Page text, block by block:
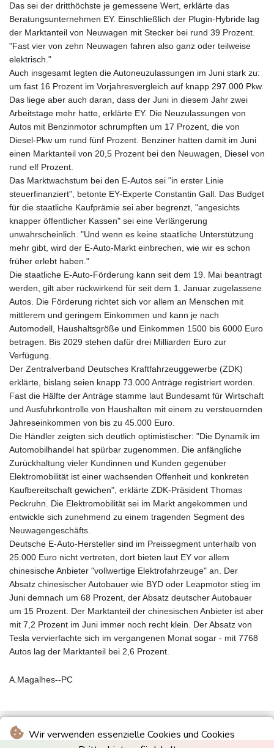
Wir verwenden essenzielle Cookies und Cookies
Das sei der dritthöchste je gemessene Wert, erklärte das
Beratungsunternehmen EY. Einschließlich der Plugin-Hybride lag
der Marktanteil von Neuwagen mit Stecker bei rund 39 Prozent.
"Fast vier von zehn Neuwagen fahren also ganz oder teilweise
elektrisch."
Auch insgesamt legten die Autoneuzulassungen im Juni stark zu:
um fast 16 Prozent im Vorjahresvergleich auf knapp 297.000 Pkw.
Das liege aber auch daran, dass der Juni in diesem Jahr zwei
Arbeitstage mehr hatte, erklärte EY. Die Neuzulassungen von
Autos mit Benzinmotor schrumpften um 17 Prozent, die von
Diesel-Pkw um rund fünf Prozent. Benziner hatten damit im Juni
einen Marktanteil von 20,5 Prozent bei den Neuwagen, Diesel von
rund elf Prozent.
Das Marktwachstum bei den E-Autos sei "in erster Linie
steuerfinanziert", betonte EY-Experte Constantin Gall. Das Budget
für die staatliche Kaufprämie sei aber begrenzt, "angesichts
knapper öffentlicher Kassen" sei eine Verlängerung
unwahrscheinlich. "Und wenn es keine staatliche Unterstützung
mehr gibt, wird der E-Auto-Markt einbrechen, wie wir es schon
früher erlebt haben."
Die staatliche E-Auto-Förderung kann seit dem 19. Mai beantragt
werden, gilt aber rückwirkend für seit dem 1. Januar zugelassene
Autos. Die Förderung richtet sich vor allem an Menschen mit
mittlerem und geringem Einkommen und kann je nach
Automodell, Haushaltsgröße und Einkommen 1500 bis 6000 Euro
betragen. Bis 2029 stehen dafür drei Milliarden Euro zur
Verfügung.
Der Zentralverband Deutsches Kraftfahrzeuggewerbe (ZDK)
erklärte, bislang seien knapp 73.000 Anträge registriert worden.
Fast die Hälfte der Anträge stamme laut Bundesamt für Wirtschaft
und Ausfuhrkontrolle von Haushalten mit einem zu versteuernden
Jahreseinkommen von bis zu 45.000 Euro.
Die Händler zeigten sich deutlich optimistischer: "Die Dynamik im
Automobilhandel hat spürbar zugenommen. Die anfängliche
Zurückhaltung vieler Kundinnen und Kunden gegenüber
Elektromobilität ist einer wachsenden Offenheit und konkreten
Kaufbereitschaft gewichen", erklärte ZDK-Präsident Thomas
Peckruhn. Die Elektromobilität sei im Markt angekommen und
entwickle sich zunehmend zu einem tragenden Segment des
Neuwagengeschäfts.
Deutsche E-Auto-Hersteller sind im Preissegment unterhalb von
25.000 Euro nicht vertreten, dort bieten laut EY vor allem
chinesische Anbieter "vollwertige Elektrofahrzeuge" an. Der
Absatz chinesischer Autobauer wie BYD oder Leapmotor stieg im
Juni demnach um 68 Prozent, der Absatz deutscher Autobauer
um 15 Prozent. Der Marktanteil der chinesischen Anbieter ist aber
mit 7,2 Prozent im Juni immer noch recht klein. Der Absatz von
Tesla vervierfachte sich im vergangenen Monat sogar - mit 7768
Autos lag der Marktanteil bei 2,6 Prozent.
A.Magalhes--PC